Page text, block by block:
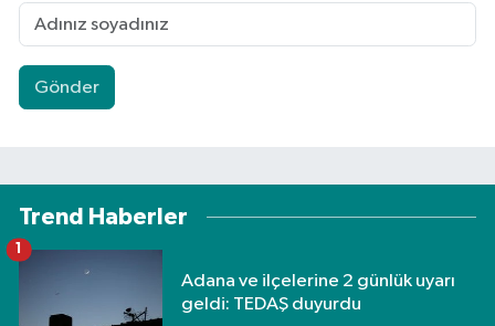
Gönder
Trend Haberler
Adana ve ilçelerine 2 günlük uyarı
geldi: TEDAŞ duyurdu
1